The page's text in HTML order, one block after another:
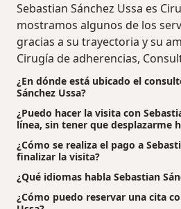
Sebastian Sánchez Ussa es
mostramos algunos de los
gracias a su trayectoria y su
Cirugía de adherencias,
¿En dónde está ubicado el
Sánchez Ussa?
¿Puedo hacer la visita con
línea, sin tener que desplazarme
¿Cómo se realiza el pago a
finalizar la visita?
¿Qué idiomas habla Sebastian
¿Cómo puedo reservar una cita